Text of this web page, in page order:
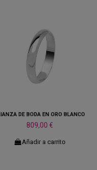
DE BODA EN ORO BLANCO
809,00 €
Añadir a carrito